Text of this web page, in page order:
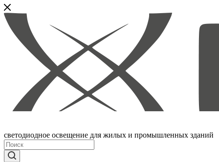
светодиодное освещение для жилых и промышленных зданий